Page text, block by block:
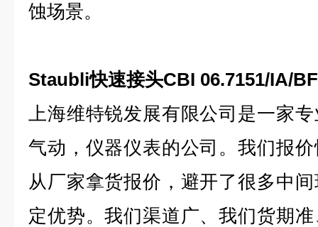
蚀场景。
Staubli快速接头CBI 06.7151/IA/
上海维特锐发展有限公司是一家
气动，仪器仪表的公司。我们报
从厂家拿货报价，避开了很多中
定优势。我们渠道广、我们货期